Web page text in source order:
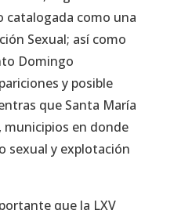
catalogada como una
Sexual; así como
Domingo
y posible
que Santa María
municipios en donde
sexual y explotación
que la LXV